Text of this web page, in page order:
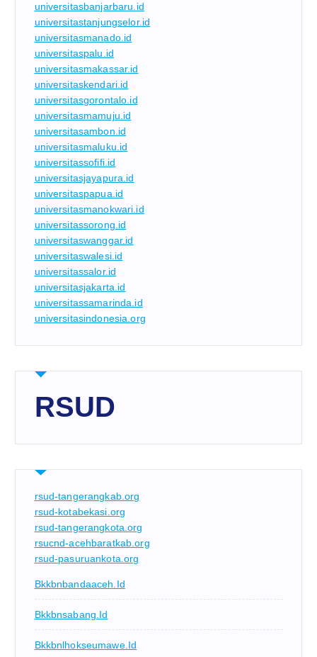
universitasbanjarbaru.id
universitastanjungselor.id
universitasmanado.id
universitaspalu.id
universitasmakassar.id
universitaskendari.id
universitasgorontalo.id
universitasmamuju.id
universitasambon.id
universitasmaluku.id
universitassofifi.id
universitasjayapura.id
universitaspapua.id
universitasmanokwari.id
universitassorong.id
universitaswanggar.id
universitaswalesi.id
universitassalor.id
universitasjakarta.id
universitassamarinda.id
universitasindonesia.org
RSUD
rsud-tangerangkab.org
rsud-kotabekasi.org
rsud-tangerangkota.org
rsucnd-acehbaratkab.org
rsud-pasuruankota.org
Bkkbnbandaaceh.id
Bkkbnsabang.id
Bkkbnlhokseumawe.id